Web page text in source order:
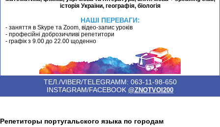
історія України, географія, біологія
НАШІ ПЕРЕВАГИ:
- заняття в Skype та Zoom, відео-запис уроків
- професійні доброзичливі репетитори
- графік з 9.00 до 22.00 щоденно
ТЕЛ./VIBER/TELEGRAMM: 063-11-98-650
INSTAGRAM/FACEBOOK @ZNOTVOI200
Репетиторы португальского языка по городам